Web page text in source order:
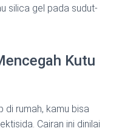
silica gel pada sudut-
Kutu
di rumah, kamu bisa
Cairan ini dinilai